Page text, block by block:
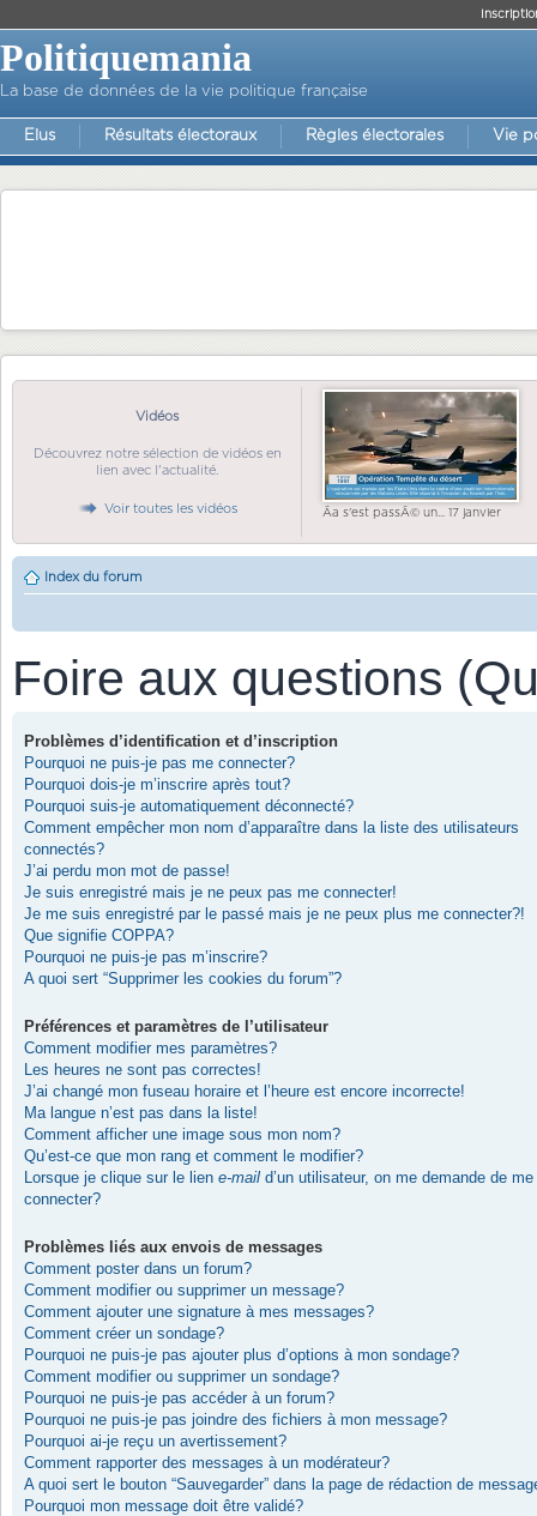
Politiquemania
La base de données de la vie politique française
Elus Résultats électoraux Règles électorales Vie
Vidéos
Découvrez notre sélection de vidéos en
lien avec l'actualité.
Voir toutes les vidéos Ãa s'est passÃ© un... 17 janvier
Index du forum
Foire aux questions
Problèmes d’identification et d’inscription
Pourquoi ne puis-je pas me connecter?
Pourquoi dois-je m’inscrire après tout?
Pourquoi suis-je automatiquement déconnecté?
Comment empêcher mon nom d’apparaître dans la liste des utilisateurs
connectés?
J’ai perdu mon mot de passe!
Je suis enregistré mais je ne peux pas me connecter!
Je me suis enregistré par le passé mais je ne peux plus me connecter?!
Que signifie COPPA?
Pourquoi ne puis-je pas m’inscrire?
A quoi sert “Supprimer les cookies du forum”?
Préférences et paramètres de l’utilisateur
Comment modifier mes paramètres?
Les heures ne sont pas correctes!
J’ai changé mon fuseau horaire et l’heure est encore incorrecte!
Ma langue n’est pas dans la liste!
Comment afficher une image sous mon nom?
Qu’est-ce que mon rang et comment le modifier?
Lorsque je clique sur le lien e-mail d’un utilisateur, on me demande de me
connecter?
Problèmes liés aux envois de messages
Comment poster dans un forum?
Comment modifier ou supprimer un message?
Comment ajouter une signature à mes messages?
Comment créer un sondage?
Pourquoi ne puis-je pas ajouter plus d’options à mon sondage?
Comment modifier ou supprimer un sondage?
Pourquoi ne puis-je pas accéder à un forum?
Pourquoi ne puis-je pas joindre des fichiers à mon message?
Pourquoi ai-je reçu un avertissement?
Comment rapporter des messages à un modérateur?
A quoi sert le bouton “Sauvegarder” dans la page de rédaction de
Pourquoi mon message doit être validé?